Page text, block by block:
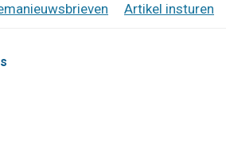
Artikel insturen